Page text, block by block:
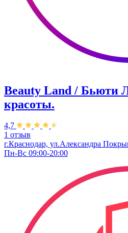
Beauty Land / Бьюти
красоты.
4,7
1 отзыв
г.Краснодар, ул.Александра
Пн-Вс 09:00-20:00